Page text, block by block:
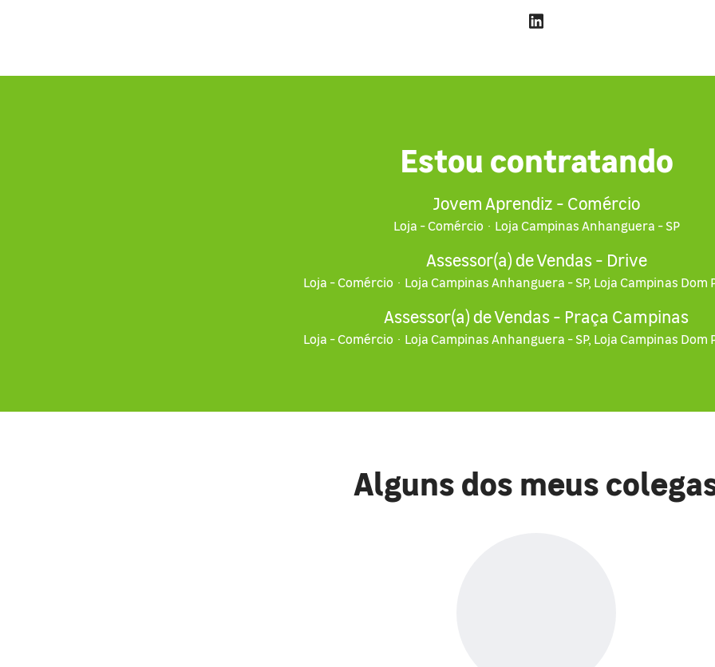
Estou contratando
Jovem Aprendiz - Comércio
Loja - Comércio · Loja Campinas Anhanguera - SP
Assessor(a) de Vendas - Drive
Loja - Comércio · Loja Campinas Anhanguera - SP, Loja Campinas Dom
Assessor(a) de Vendas - Praça Campinas
Loja - Comércio · Loja Campinas Anhanguera - SP, Loja Campinas Dom
Alguns dos meus